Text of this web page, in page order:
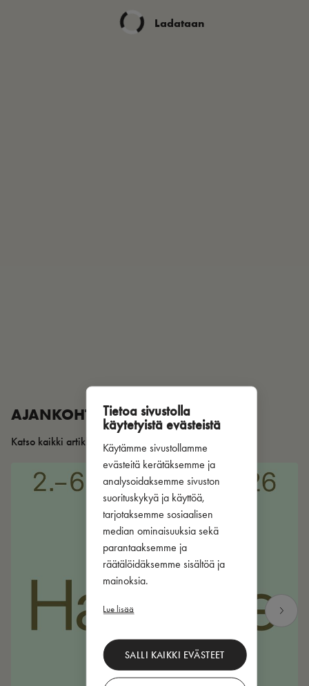
Tietoa sivustolla
käytetyistä evästeistä
Käytämme sivustollamme
evästeitä kerätäksemme ja
analysoidaksemme sivuston
suorituskykyä ja käyttöä,
tarjotaksemme sosiaalisen
median ominaisuuksia sekä
parantaaksemme ja
räätälöidäksemme sisältöä ja
mainoksia.
Lue lisää
SALLI KAIKKI EVÄSTEET
Ladataan
AJANKOHTAISTA
Katso kaikki artikkelit